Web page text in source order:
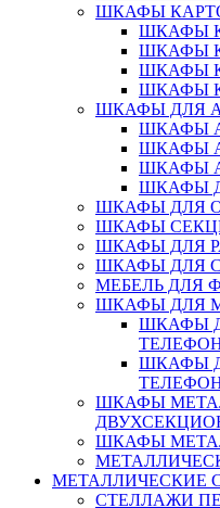
ШКАФЫ
ШКАФЫ
ШКАФЫ
ШКАФЫ
ШКАФЫ
ШКАФЫ ДЛЯ
ШКАФЫ
ШКАФЫ
ШКАФЫ
ШКАФЫ
ШКАФЫ ДЛЯ
ШКАФЫ
ШКАФЫ ДЛЯ
ШКАФЫ ДЛЯ
МЕБЕЛЬ ДЛЯ
ШКАФЫ ДЛЯ
ШКАФЫ
ШКАФЫ
ШКАФЫ
ШКАФЫ
МЕТАЛЛИЧЕСКИЕ
СТЕЛЛАЖИ